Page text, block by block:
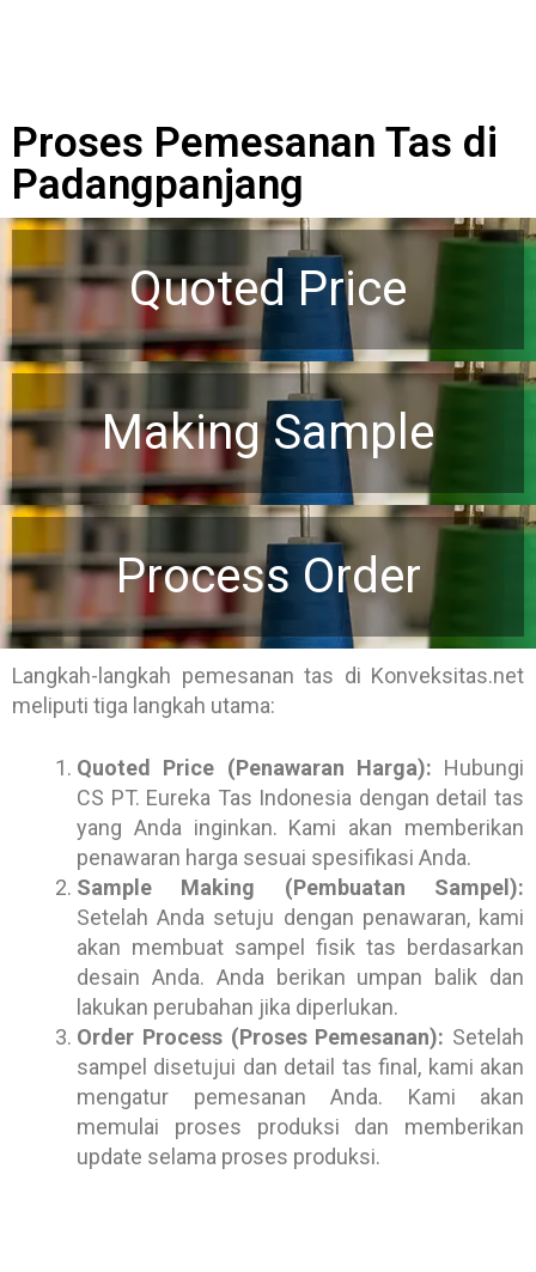
Proses Pemesanan Tas di
Padangpanjang
Quoted Price
Making Sample
Process Order
Langkah-langkah pemesanan tas di Konveksitas.net
meliputi tiga langkah utama:
Quoted Price (Penawaran Harga): Hubungi
CS PT. Eureka Tas Indonesia dengan detail tas
yang Anda inginkan. Kami akan memberikan
penawaran harga sesuai spesifikasi Anda.
Sample Making (Pembuatan Sampel):
Setelah Anda setuju dengan penawaran, kami
akan membuat sampel fisik tas berdasarkan
desain Anda. Anda berikan umpan balik dan
lakukan perubahan jika diperlukan.
Order Process (Proses Pemesanan): Setelah
sampel disetujui dan detail tas final, kami akan
mengatur pemesanan Anda. Kami akan
memulai proses produksi dan memberikan
update selama proses produksi.